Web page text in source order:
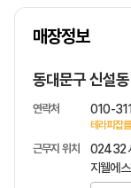
매장정보
상호명
동대문구 신설
연락처 010-
테라피잡
근무지 위치
02432
지웰에